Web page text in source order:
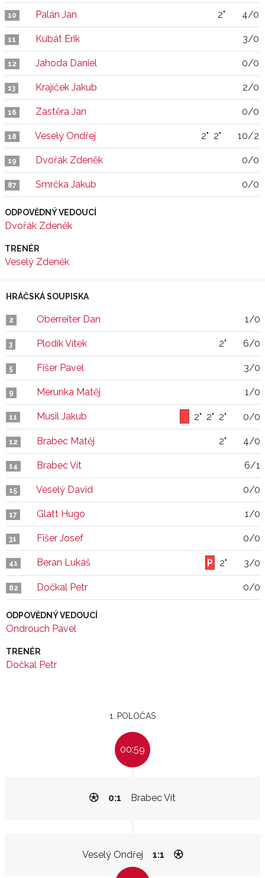
10 Palán Jan 2" 4/0
11 Kubát Erik 3/0
12 Jahoda Daniel 0/0
13 Krajíček Jakub 2/0
16 Zástěra Jan 0/0
18 Veselý Ondřej 2" 2" 10/2
19 Dvořák Zdeněk 0/0
87 Smrčka Jakub 0/0
ODPOVĚDNÝ VEDOUCÍ
Dvořák Zdeněk
TRENÉR
Veselý Zdeněk
HRÁČSKÁ SOUPISKA
2 Oberreiter Dan 1/0
3 Plodík Vítek 2" 6/0
5 Fišer Pavel 3/0
9 Merunka Matěj 1/0
11 Musil Jakub 2" 2" 2" 0/0
12 Brabec Matěj 2" 4/0
14 Brabec Vít 6/1
15 Veselý David 0/0
17 Glatt Hugo 1/0
31 Fišer Josef 0/0
41 Beran Lukáš 2" 3/0
82 Dočkal Petr 0/0
ODPOVĚDNÝ VEDOUCÍ
Ondrouch Pavel
TRENÉR
Dočkal Petr
1. POLOČAS
00:59
Brabec Vít
0:1
Veselý Ondřej 1:1